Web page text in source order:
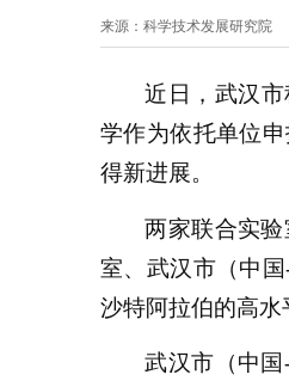
来源：科学技术发展研究院
近日，武汉
学作为依托单位
得新进展。
两家联合实
室、武汉市（中
沙特阿拉伯的高水
武汉市（中